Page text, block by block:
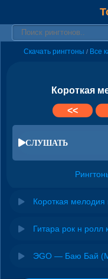
Скачать рингтоны / Все
Короткая
<<
СЛУШАТЬ
Короткая мелодия
Гитара рок н
ЭGO — Баю Бай